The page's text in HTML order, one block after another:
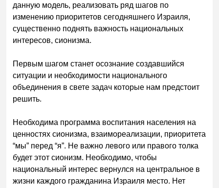
данную модель, реализовать ряд шагов по
изменению приоритетов сегодняшнего Израиля,
существенно поднять важность национальных
интересов, сионизма.
Первым шагом станет осознание создавшийся
ситуации и необходимости национального
объединения в свете задач которые нам предстоит
решить.
Необходима программа воспитания населения на
ценностях сионизма, взаимореализации, приоритета
“мы” перед “я”. Не важно левого или правого толка
будет этот сионизм. Необходимо, чтобы
национальный интерес вернулся на центральное в
жизни каждого гражданина Израиля место. Нет